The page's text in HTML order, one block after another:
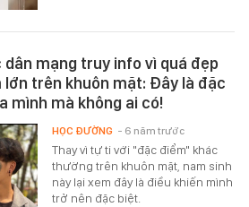
mạng truy info vì quá đẹp
trên khuôn mặt: Đây là đặc
mình mà không ai có!
Thay vì tự ti với "đặc điểm" khác
thường trên khuôn mặt, nam sinh
này lại xem đây là điều khiến mình
trở nên đặc biệt.
HỌC ĐƯỜNG - 6 năm trước